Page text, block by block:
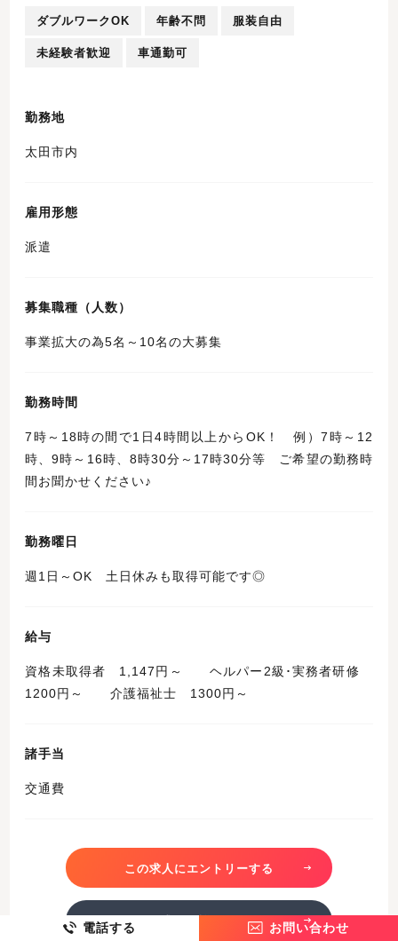
ダブルワークOK 年齢不問 服装自由
未経験者歓迎 車通勤可
勤務地
太田市内
雇用形態
派遣
募集職種（人数）
事業拡大の為5名～10名の大募集
勤務時間
7時～18時の間で1日4時間以上からOK！ 例）7時～12
時、9時～16時、8時30分～17時30分等 ご希望の勤務時
間お聞かせください♪
勤務曜日
週1日～OK 土日休みも取得可能です◎
給与
資格未取得者 1,147円～ ヘルパー2級･実務者研修
1200円～ 介護福祉士 1300円～
諸手当
交通費
この求人にエントリーする
この求人を詳しく見る
電話する お問い合わせ